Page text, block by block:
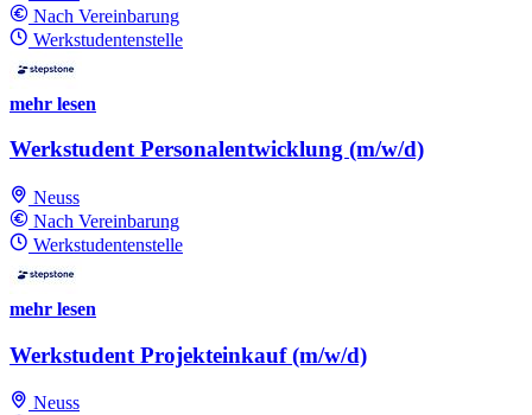
Nach Vereinbarung
Werkstudentenstelle
mehr lesen
Werkstudent Personalentwicklung (m/w/d)
Neuss
Nach Vereinbarung
Werkstudentenstelle
mehr lesen
Werkstudent Projekteinkauf (m/w/d)
Neuss